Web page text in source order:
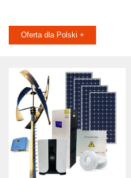
Oferta dla Polski +